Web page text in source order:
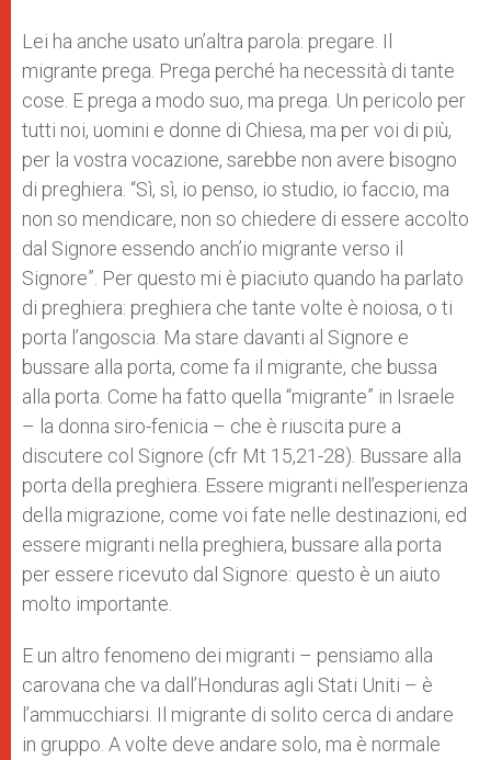
Lei ha anche usato un’altra parola: pregare. Il
migrante prega. Prega perché ha necessità di tante
cose. E prega a modo suo, ma prega. Un pericolo per
tutti noi, uomini e donne di Chiesa, ma per voi di più,
per la vostra vocazione, sarebbe non avere bisogno
di preghiera. “Sì, sì, io penso, io studio, io faccio, ma
non so mendicare, non so chiedere di essere accolto
dal Signore essendo anch’io migrante verso il
Signore”. Per questo mi è piaciuto quando ha parlato
di preghiera: preghiera che tante volte è noiosa, o ti
porta l’angoscia. Ma stare davanti al Signore e
bussare alla porta, come fa il migrante, che bussa
alla porta. Come ha fatto quella “migrante” in Israele
– la donna siro-fenicia – che è riuscita pure a
discutere col Signore (cfr Mt 15,21-28). Bussare alla
porta della preghiera. Essere migranti nell’esperienza
della migrazione, come voi fate nelle destinazioni, ed
essere migranti nella preghiera, bussare alla porta
per essere ricevuto dal Signore: questo è un aiuto
molto importante.
E un altro fenomeno dei migranti – pensiamo alla
carovana che va dall’Honduras agli Stati Uniti – è
l’ammucchiarsi. Il migrante di solito cerca di andare
in gruppo. A volte deve andare solo, ma è normale